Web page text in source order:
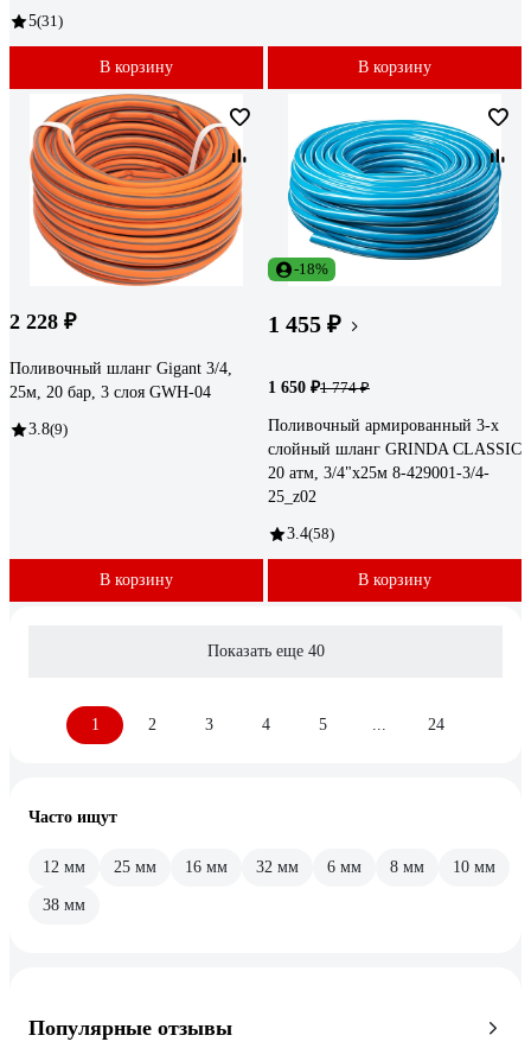
5(31)
В корзину В корзину
2 228 ₽
Поливочный шланг Gigant 3/4,
25м, 20 бар, 3 слоя GWH-04
3.8(9)
В корзину
-18%
1 455 ₽
1 650 ₽1 774 ₽
Поливочный армированный 3-х
слойный шланг GRINDA CLASSIC
20 атм, 3/4"х25м 8-429001-3/4-
25_z02
3.4(58)
В корзину
Показать еще 40
1 2 3 4 5 24
Часто ищут
12 мм 25 мм 16 мм 32 мм 6 мм 8 мм 10 мм
38 мм
Популярные отзывы